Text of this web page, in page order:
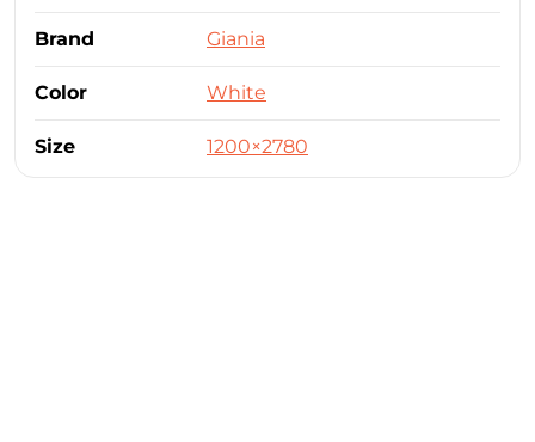
Brand Giania
Color White
Size 1200×2780